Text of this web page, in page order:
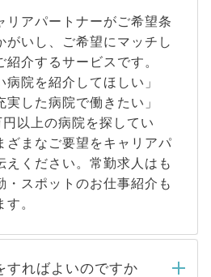
リアパートナーがご希望条
がいし、ご希望にマッチし
介するサービスです。
病院を紹介してほしい」
実した病院で働きたい」
円以上の病院を探してい
ざまなご要望をキャリアパ
えください。常勤求人はも
・スポットのお仕事紹介も
。
すればよいのですか